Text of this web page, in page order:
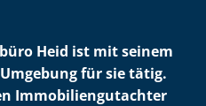
Heid ist mit seinem
für sie tätig.
Im­mo­bi­li­en­gut­ach­ter